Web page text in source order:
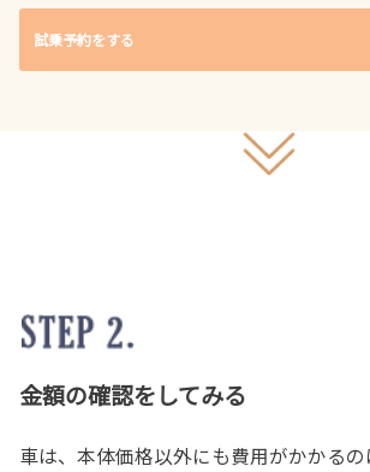
試乗予約をする
金額の確認をしてみる
車は、本体価格以外にも費用がかかる